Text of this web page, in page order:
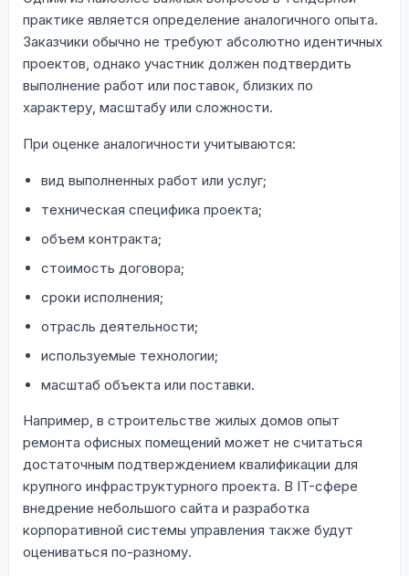
практике является определение аналогичного опыта.
Заказчики обычно не требуют абсолютно идентичных
проектов, однако участник должен подтвердить
выполнение работ или поставок, близких по
характеру, масштабу или сложности.
При оценке аналогичности учитываются:
вид выполненных работ или услуг;
техническая специфика проекта;
объем контракта;
стоимость договора;
сроки исполнения;
отрасль деятельности;
используемые технологии;
масштаб объекта или поставки.
Например, в строительстве жилых домов опыт
ремонта офисных помещений может не считаться
достаточным подтверждением квалификации для
крупного инфраструктурного проекта. В IT-сфере
внедрение небольшого сайта и разработка
корпоративной системы управления также будут
оцениваться по-разному.